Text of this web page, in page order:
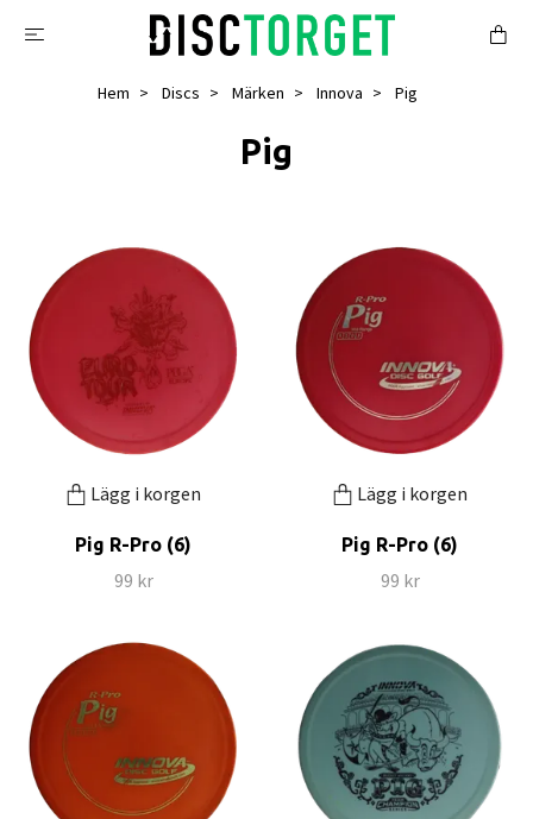
Hem Discs Märken Innova Pig
Pig
Lägg i korgen
Pig R-Pro (6)
99 kr
Lägg i korgen
Pig R-Pro (6)
99 kr